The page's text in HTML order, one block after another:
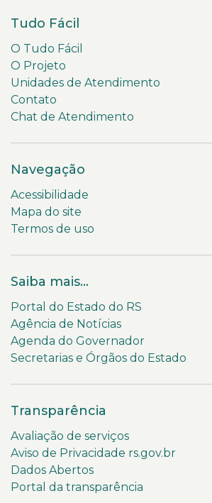
Tudo Fácil
O Tudo Fácil
O Projeto
Unidades de Atendimento
Contato
Chat de Atendimento
Navegação
Acessibilidade
Mapa do site
Termos de uso
Saiba mais...
Portal do Estado do RS
Agência de Notícias
Agenda do Governador
Secretarias e Órgãos do Estado
Transparência
Avaliação de serviços
Aviso de Privacidade rs.gov.br
Dados Abertos
Portal da transparência